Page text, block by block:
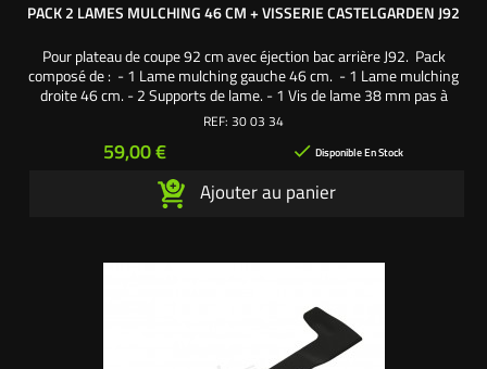
PACK 2 LAMES MULCHING 46 CM + VISSERIE CASTELGARDEN J92
Pour plateau de coupe 92 cm avec éjection bac arrière J92. Pack
composé de : - 1 Lame mulching gauche 46 cm. - 1 Lame mulching
droite 46 cm. - 2 Supports de lame. - 1 Vis de lame 38 mm pas à
gauche. - 1 Vis de lame 38 mm pas à droite. - 2 Rondelles larges. - 2
REF: 30 03 34
Prix
59,00 €  Disponible En Stock
Ajouter au panier